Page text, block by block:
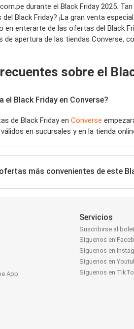
durante el Black Friday 2025.
del Black Friday? ¡La gran venta
en enterarte de las ofertas del Black
de apertura de las tiendas Converse,
sobre el
el Black Friday en Converse?
de Black Friday en Converse
en sucursales y en la tienda
más convenientes de este
App
Servicios
Suscribirse al
Síguenos en
Síguenos en
Síguenos en
Síguenos en